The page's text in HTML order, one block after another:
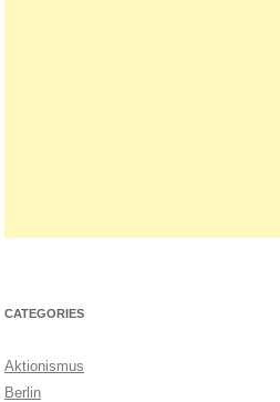
CATEGORIES
Aktionismus
Berlin